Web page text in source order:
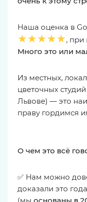
Наша оценка в
★★★★★, при
Много это или
Из местных,
цветочных
Львове) — это
праву гордимся
О чем это всё
✅ Нам можно
доказали это